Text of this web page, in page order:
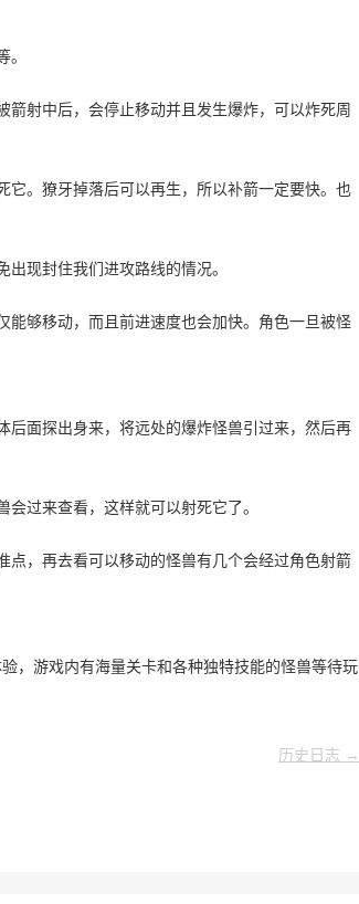
射中后，会停止移动并且发生爆炸，可以炸死周
它。獠牙掉落后可以再生，所以补箭一定要快。也
现封住我们进攻路线的情况。
能够移动，而且前进速度也会加快。角色一旦被怪
后面探出身来，将远处的爆炸怪兽引过来，然后再
会过来查看，这样就可以射死它了。
点，再去看可以移动的怪兽有几个会经过角色射箭
，游戏内有海量关卡和各种独特技能的怪兽等待玩
历史日志 →